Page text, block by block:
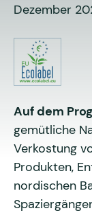
Dezember
Auf dem
gemütliche
Verkostung
Produkten,
nordischen